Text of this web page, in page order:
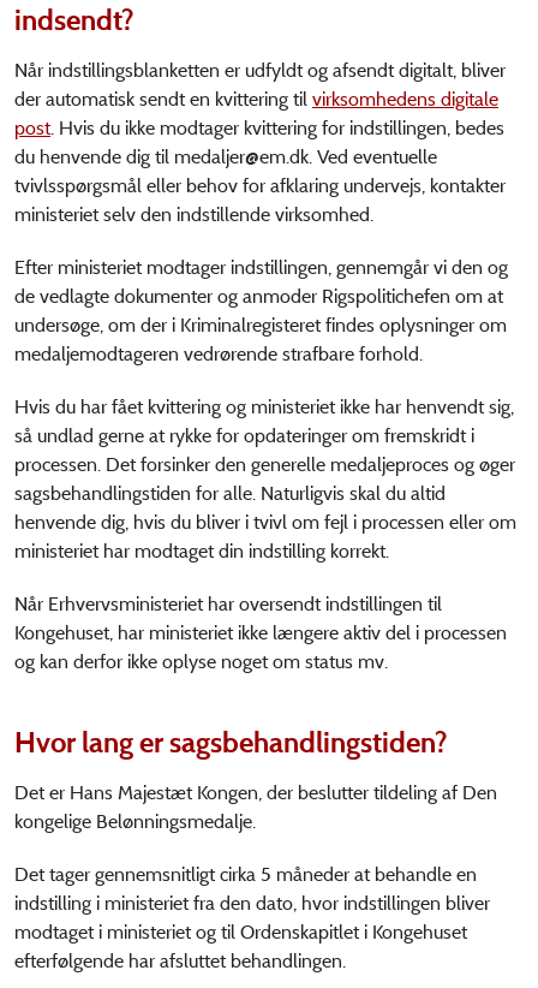
indsendt?
Når indstillingsblanketten er udfyldt og afsendt digitalt, bliver
der automatisk sendt en kvittering til virksomhedens digitale
post. Hvis du ikke modtager kvittering for indstillingen, bedes
du henvende dig til medaljer@em.dk. Ved eventuelle
tvivlsspørgsmål eller behov for afklaring undervejs, kontakter
ministeriet selv den indstillende virksomhed.
Efter ministeriet modtager indstillingen, gennemgår vi den og
de vedlagte dokumenter og anmoder Rigspolitichefen om at
undersøge, om der i Kriminalregisteret findes oplysninger om
medaljemodtageren vedrørende strafbare forhold.
Hvis du har fået kvittering og ministeriet ikke har henvendt sig,
så undlad gerne at rykke for opdateringer om fremskridt i
processen. Det forsinker den generelle medaljeproces og øger
sagsbehandlingstiden for alle. Naturligvis skal du altid
henvende dig, hvis du bliver i tvivl om fejl i processen eller om
ministeriet har modtaget din indstilling korrekt.
Når Erhvervsministeriet har oversendt indstillingen til
Kongehuset, har ministeriet ikke længere aktiv del i processen
og kan derfor ikke oplyse noget om status mv.
Hvor lang er sagsbehandlingstiden?
Det er Hans Majestæt Kongen, der beslutter tildeling af Den
kongelige Belønningsmedalje.
Det tager gennemsnitligt cirka 5 måneder at behandle en
indstilling i ministeriet fra den dato, hvor indstillingen bliver
modtaget i ministeriet og til Ordenskapitlet i Kongehuset
efterfølgende har afsluttet behandlingen.